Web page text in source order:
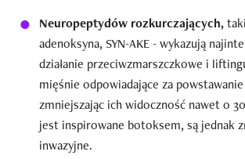
Neuropeptydów rozkurczających,
adenoksyna, SYN-AKE - wykazują
działanie przeciwzmarszczkowe i
mięśnie odpowiadające za
zmniejszając ich widoczność nawet o
jest inspirowane botoksem, są jednak
inwazyjne.